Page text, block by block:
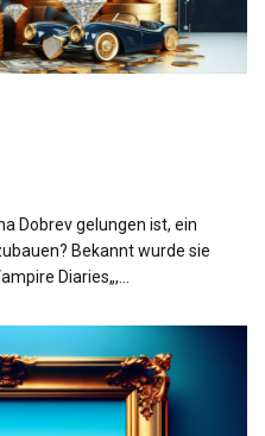
Dobrev gelungen ist, ein
Bekannt wurde sie
Diaries„,…